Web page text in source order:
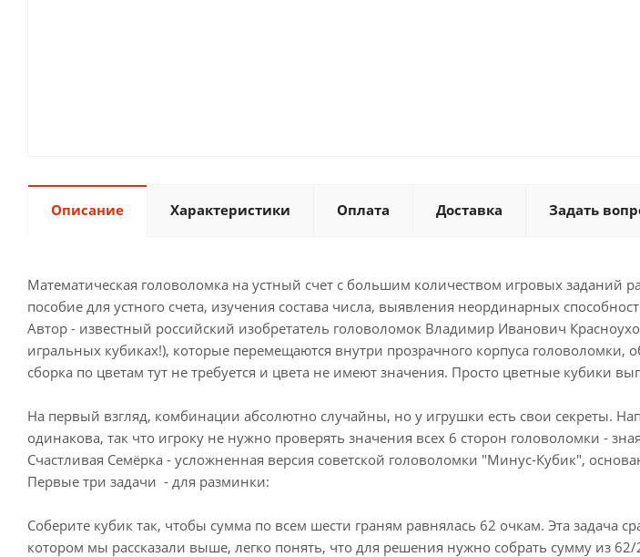
Описание Характеристики Оплата Доставка Задать
Математическая головоломка на устный счет с большим количеством игровых
пособие для устного счета, изучения состава числа, выявления неординарных
Автор - известный российский изобретатель головоломок Владимир Иванович
игральных кубиках!), которые перемещаются внутри прозрачного корпуса
сборка по цветам тут не требуется и цвета не имеют значения. Просто цветные кубики
На первый взгляд, комбинации абсолютно случайны, но у игрушки есть свои секреты.
одинакова, так что игроку не нужно проверять значения всех 6 сторон головоломки -
Счастливая Семёрка - усложненная версия советской головоломки "Минус-Кубик",
Первые три задачи - для разминки:
Соберите кубик так, чтобы сумма по всем шести граням равнялась 62 очкам. Эта
котором мы рассказали выше, легко понять, что для решения нужно собрать сумму из